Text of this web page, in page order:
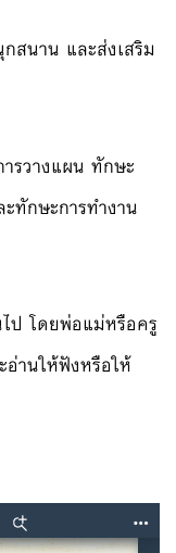
สนาน และส่งเสริม
รวางแผน ทักษะ
ทักษะการทำงาน
ป โดยพ่อแม่หรือครู
อ่านให้ฟังหรือให้